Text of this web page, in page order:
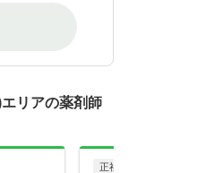
リアの薬剤師
正社員